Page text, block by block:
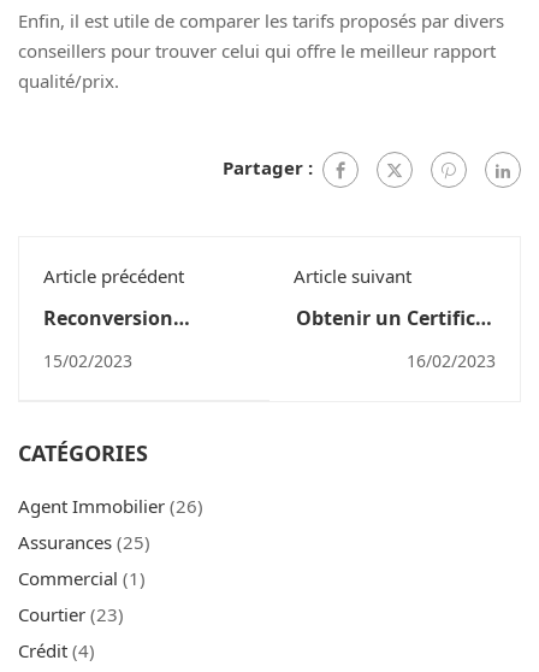
Enfin, il est utile de comparer les tarifs proposés par divers
conseillers pour trouver celui qui offre le meilleur rapport
qualité/prix.
Partager :
Article précédent
Reconversion
votre Carrière !
15/02/2023
Article suivant
Obtenir un Certificat
16/02/2023
CATÉGORIES
Agent Immobilier (26)
Assurances (25)
Commercial (1)
Courtier (23)
Crédit (4)